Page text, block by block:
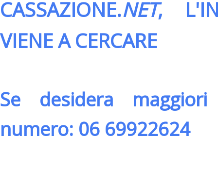
CASSAZIONE.NET,
VIENE A CERCARE
Se desidera
numero: 06 69922624